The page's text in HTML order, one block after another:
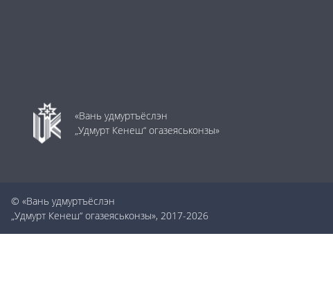
«Вань удмуртъёслэн
„Удмурт Кенеш“ огазеяськонзы»
© «Вань удмуртъёслэн
„Удмурт Кенеш“ огазеяськонзы», 2017-2026